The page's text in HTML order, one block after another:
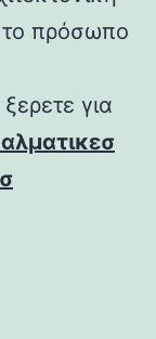
πρόσωπο
για